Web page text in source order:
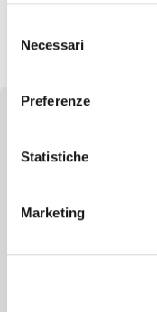
desideri accettare e
delNecessari
Preferenze
Statistiche
Marketing
Scopri un servizio